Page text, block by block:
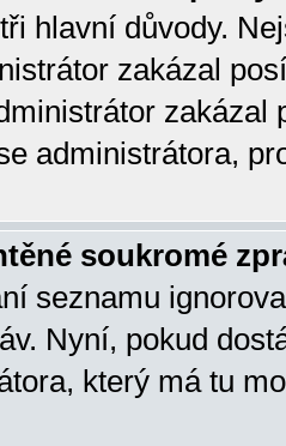
hlavní důvody.
zakázal
zakázal
administrátora,
soukromé
seznamu
Nyní, pokud
který má tu